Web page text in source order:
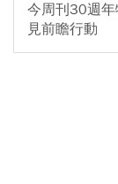
今周刊30週
見前瞻行動